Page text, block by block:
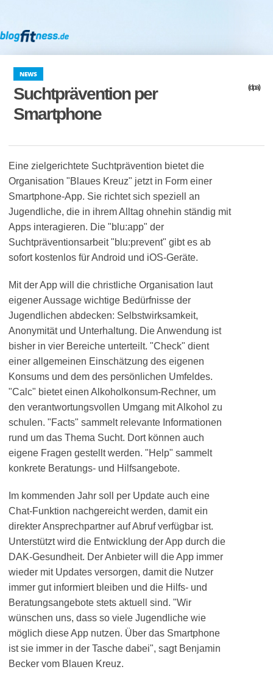
NEWS
Suchtprävention per
Smartphone
(dpa)
Eine zielgerichtete Suchtprävention bietet die
Organisation "Blaues Kreuz" jetzt in Form einer
Smartphone-App. Sie richtet sich speziell an
Jugendliche, die in ihrem Alltag ohnehin ständig mit
Apps interagieren. Die "blu:app" der
Suchtpräventionsarbeit "blu:prevent" gibt es ab
sofort kostenlos für Android und iOS-Geräte.
Mit der App will die christliche Organisation laut
eigener Aussage wichtige Bedürfnisse der
Jugendlichen abdecken: Selbstwirksamkeit,
Anonymität und Unterhaltung. Die Anwendung ist
bisher in vier Bereiche unterteilt. "Check" dient
einer allgemeinen Einschätzung des eigenen
Konsums und dem des persönlichen Umfeldes.
"Calc" bietet einen Alkoholkonsum-Rechner, um
den verantwortungsvollen Umgang mit Alkohol zu
schulen. "Facts" sammelt relevante Informationen
rund um das Thema Sucht. Dort können auch
eigene Fragen gestellt werden. "Help" sammelt
konkrete Beratungs- und Hilfsangebote.
Im kommenden Jahr soll per Update auch eine
Chat-Funktion nachgereicht werden, damit ein
direkter Ansprechpartner auf Abruf verfügbar ist.
Unterstützt wird die Entwicklung der App durch die
DAK-Gesundheit. Der Anbieter will die App immer
wieder mit Updates versorgen, damit die Nutzer
immer gut informiert bleiben und die Hilfs- und
Beratungsangebote stets aktuell sind. "Wir
wünschen uns, dass so viele Jugendliche wie
möglich diese App nutzen. Über das Smartphone
ist sie immer in der Tasche dabei", sagt Benjamin
Becker vom Blauen Kreuz.